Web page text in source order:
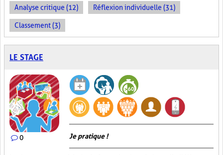
Analyse critique (12) Réflexion individuelle (31)
Classement (3)
LE STAGE
0 Je pratique !